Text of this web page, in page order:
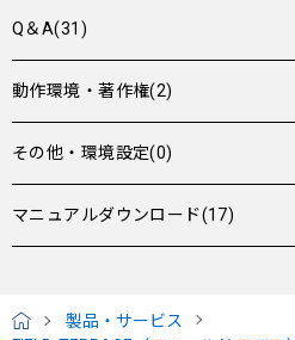
Q＆A(31)
動作環境・著作権(2)
その他・環境設定(0)
マニュアルダウンロード(17)
製品・サービス